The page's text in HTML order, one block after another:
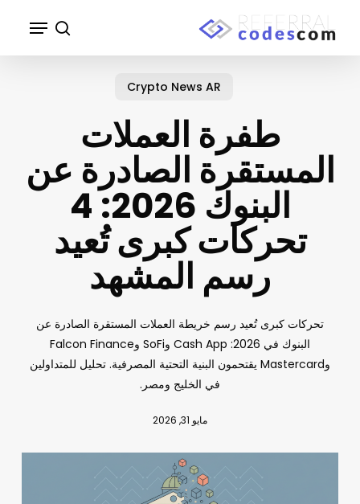
search
Menu
Crypto News AR
طفرة العملات
المستقرة الصادرة عن
البنوك 2026: 4
تحركات كبرى تُعيد
رسم المشهد
تحركات كبرى تُعيد رسم خريطة العملات المستقرة الصادرة عن
البنوك في 2026: Cash App وSoFi وFalcon Finance
وMastercard يقتحمون البنية التحتية المصرفية. تحليل للمتداولين
في الخليج ومصر.
مايو 31, 2026